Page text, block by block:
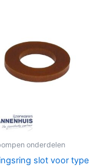
onderdelen
slot voor type